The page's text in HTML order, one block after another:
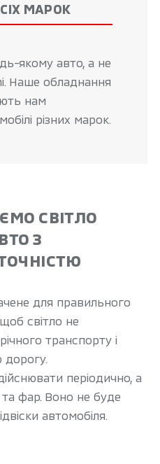
МАРОК
якому авто, а не
Наше обладнання
нам
різних марок.
СВІТЛО
З
для правильного
світло не
транспорту і
дорогу.
періодично, а
та фар. Воно не буде
автомобіля.